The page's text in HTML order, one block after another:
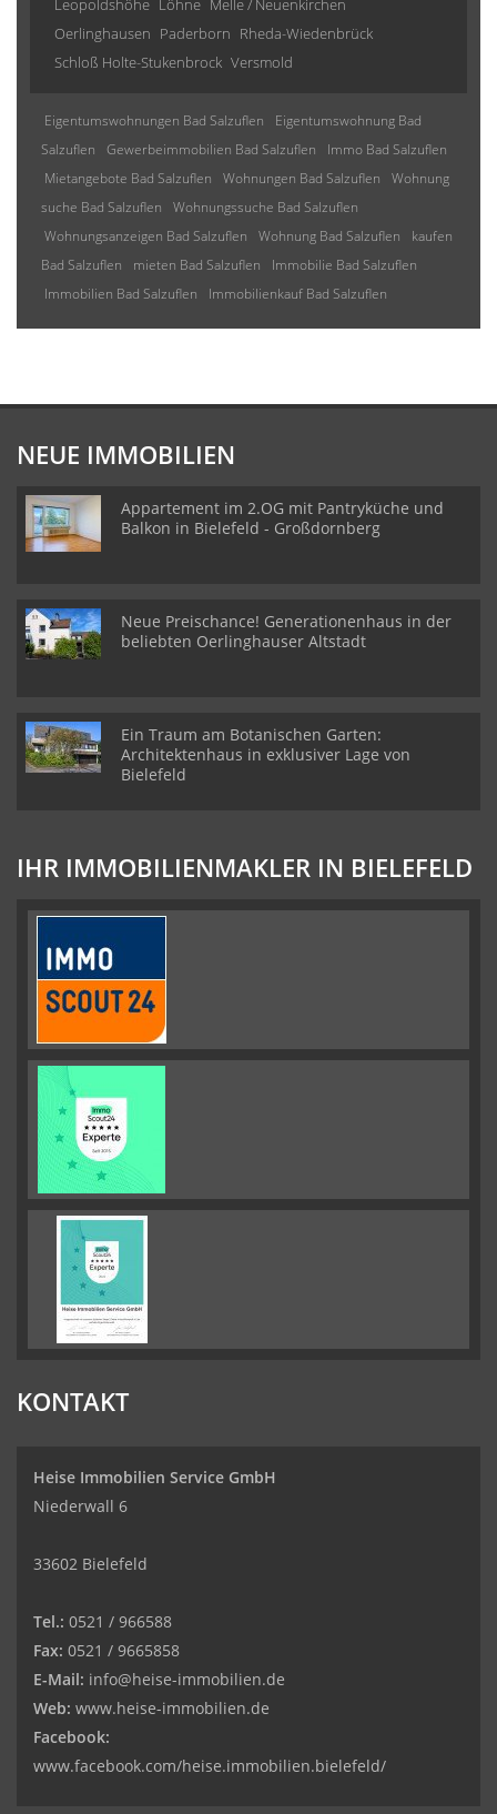
Leopoldshöhe Löhne Melle / Neuenkirchen
Oerlinghausen Paderborn Rheda-Wiedenbrück
Schloß Holte-Stukenbrock Versmold
Eigentumswohnungen Bad Salzuflen
Eigentumswohnung Bad
Salzuflen
Gewerbeimmobilien Bad Salzuflen
Immo Bad Salzuflen
Mietangebote Bad Salzuflen
Wohnungen Bad Salzuflen
Wohnung
suche Bad Salzuflen
Wohnungssuche Bad Salzuflen
Wohnungsanzeigen Bad Salzuflen
Wohnung Bad Salzuflen
kaufen
Bad Salzuflen
mieten Bad Salzuflen
Immobilie Bad Salzuflen
Immobilien Bad Salzuflen
Immobilienkauf Bad Salzuflen
NEUE IMMOBILIEN
Appartement im 2.OG mit Pantryküche und
Balkon in Bielefeld - Großdornberg
Neue Preischance! Generationenhaus in der
beliebten Oerlinghauser Altstadt
Ein Traum am Botanischen Garten:
Architektenhaus in exklusiver Lage von
Bielefeld
IHR IMMOBILIENMAKLER IN BIELEFELD
KONTAKT
Heise Immobilien Service GmbH
Niederwall 6
33602 Bielefeld
Tel.: 0521 / 966588
Fax: 0521 / 9665858
E-Mail: info@heise-immobilien.de
Web: www.heise-immobilien.de
Facebook:
www.facebook.com/heise.immobilien.bielefeld/